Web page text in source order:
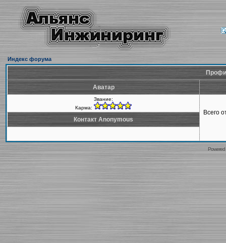
Индекс форума
Аватар
Звание:
Карма:
Всего
Контакт Anonymous